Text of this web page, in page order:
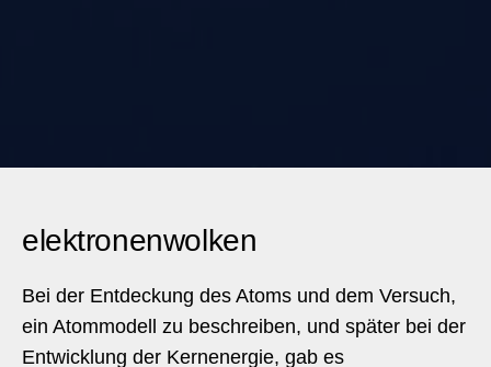
elektronenwolken
Bei der Entdeckung des Atoms und dem Versuch,
ein Atommodell zu beschreiben, und später bei der
Entwicklung der Kernenergie, gab es